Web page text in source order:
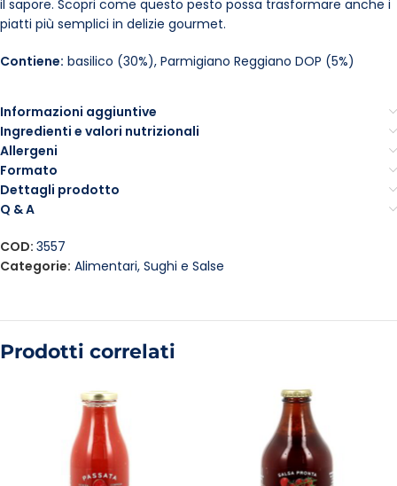
il sapore. Scopri come questo pesto possa trasformare anche i
piatti più semplici in delizie gourmet.
Contiene: basilico (30%), Parmigiano Reggiano DOP (5%)
Informazioni aggiuntive
Ingredienti e valori nutrizionali
Allergeni
Formato
Dettagli prodotto
Q & A
COD: 3557
Categorie: Alimentari, Sughi e Salse
Prodotti correlati